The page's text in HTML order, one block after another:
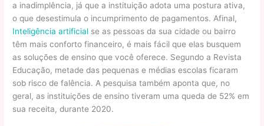
a inadimplência, já que a instituição adota uma postura ativa,
o que desestimula o incumprimento de pagamentos. Afinal,
Inteligência artificial se as pessoas da sua cidade ou bairro
têm mais conforto financeiro, é mais fácil que elas busquem
as soluções de ensino que você oferece. Segundo a Revista
Educação, metade das pequenas e médias escolas ficaram
sob risco de falência. A pesquisa também aponta que, no
geral, as instituições de ensino tiveram uma queda de 52% em
sua receita, durante 2020.